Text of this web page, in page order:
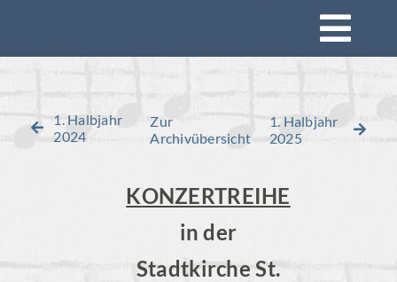
Konzerte
Mitsingen
Impressionen
1. Halbjahr
2024
Zur
Archivübersicht
1. Halbjahr
2025
KONZERTREIHE
in der
Stadtkirche St.